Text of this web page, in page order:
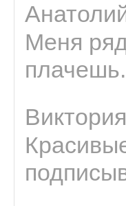
Меня